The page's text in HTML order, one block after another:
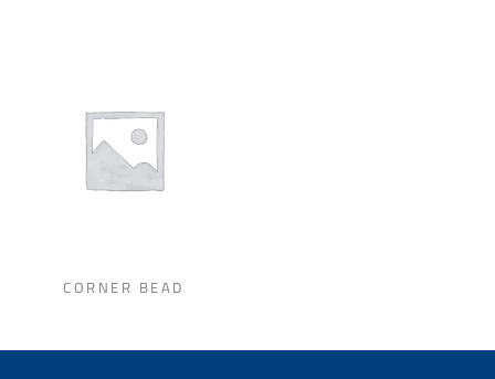
CORNER BEAD